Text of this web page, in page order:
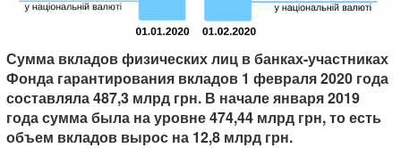
Сумма вкладов физических лиц в банках-участниках
Фонда гарантирования вкладов 1 февраля 2020 года
составляла 487,3 млрд грн. В начале января 2019
года сумма была на уровне 474,44 млрд грн, то есть
объем вкладов вырос на 12,8 млрд грн.